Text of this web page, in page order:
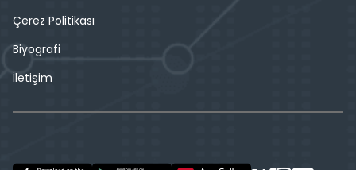
Çerez Politikası
Biyografi
İletişim